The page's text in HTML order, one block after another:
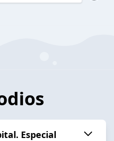
Especial